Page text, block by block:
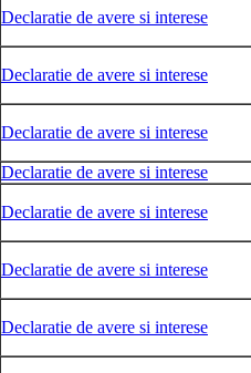
Declaratie de avere si interese
Declaratie de avere si interese
Declaratie de avere si interese
Declaratie de avere si interese
Declaratie de avere si interese
Declaratie de avere si interese
Declaratie de avere si interese